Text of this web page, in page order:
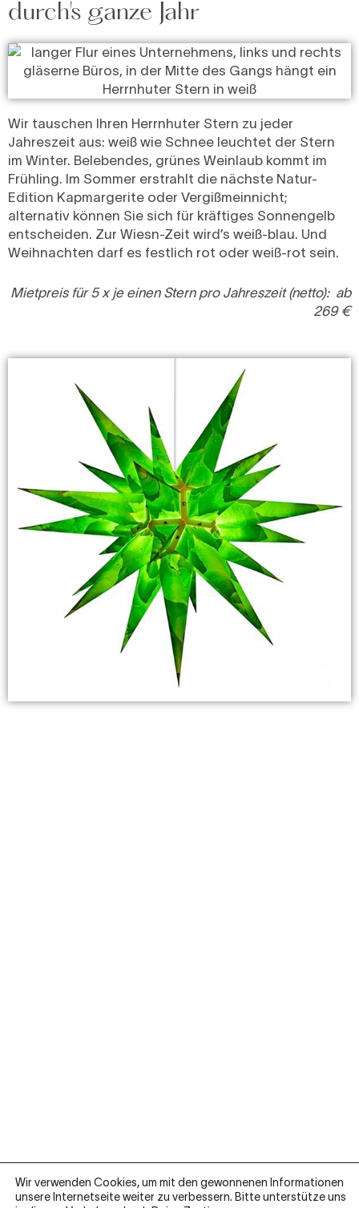
durch's ganze Jahr
Wir tauschen Ihren Herrnhuter Stern zu jeder
Jahreszeit aus: weiß wie Schnee leuchtet der Stern
im Winter. Belebendes, grünes Weinlaub kommt im
Frühling. Im Sommer erstrahlt die nächste Natur-
Edition Kapmargerite oder Vergißmeinnicht;
alternativ können Sie sich für kräftiges Sonnengelb
entscheiden. Zur Wiesn-Zeit wird’s weiß-blau. Und
Weihnachten darf es festlich rot oder weiß-rot sein.
Mietpreis für 5 x je einen Stern pro Jahreszeit (netto): ab
269 €
Wir verwenden Cookies, um mit den gewonnenen Informationen
unsere Internetseite weiter zu verbessern. Bitte unterstütze uns